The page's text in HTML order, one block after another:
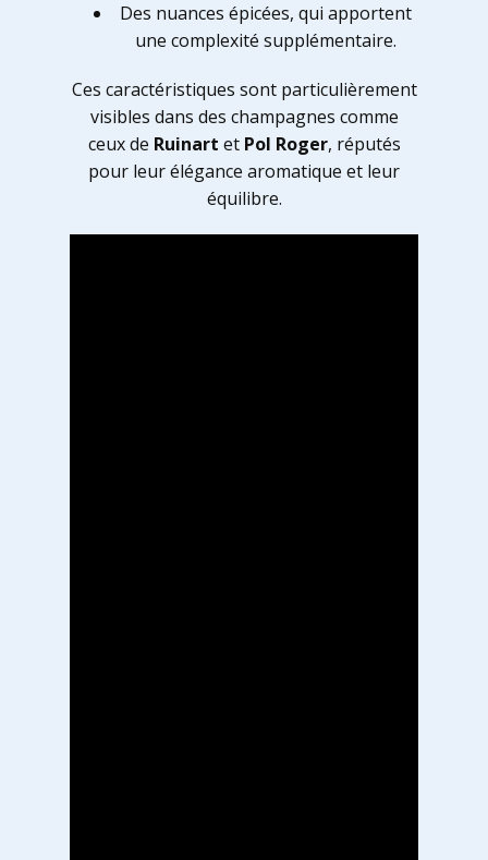
Des nuances épicées, qui apportent
une complexité supplémentaire.
Ces caractéristiques sont particulièrement
visibles dans des champagnes comme
ceux de Ruinart et Pol Roger, réputés
pour leur élégance aromatique et leur
équilibre.